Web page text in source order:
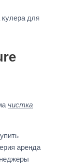
для
чистка
аренда